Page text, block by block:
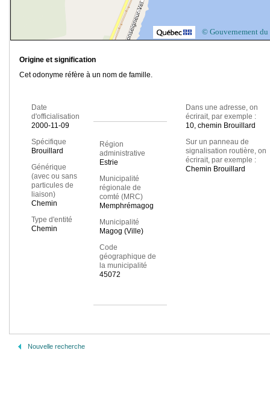
© Gouvernement du
Origine et signification
Cet odonyme réfère à un nom de famille.
Date
d'officialisation
2000-11-09
Spécifique
Brouillard
Générique
(avec ou sans
particules de
liaison)
Chemin
Type d'entité
Chemin
Région
administrative
Estrie
Municipalité
régionale de
comté (MRC)
Memphrémagog
Municipalité
Magog (Ville)
Code
géographique de
la municipalité
45072
Dans une adresse, on
écrirait, par exemple :
10, chemin Brouillard
Sur un panneau de
signalisation routière, on
écrirait, par exemple :
Chemin Brouillard
Nouvelle recherche